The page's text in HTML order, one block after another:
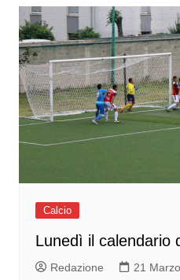
Calcio
Lunedì il calendario
Redazione 21